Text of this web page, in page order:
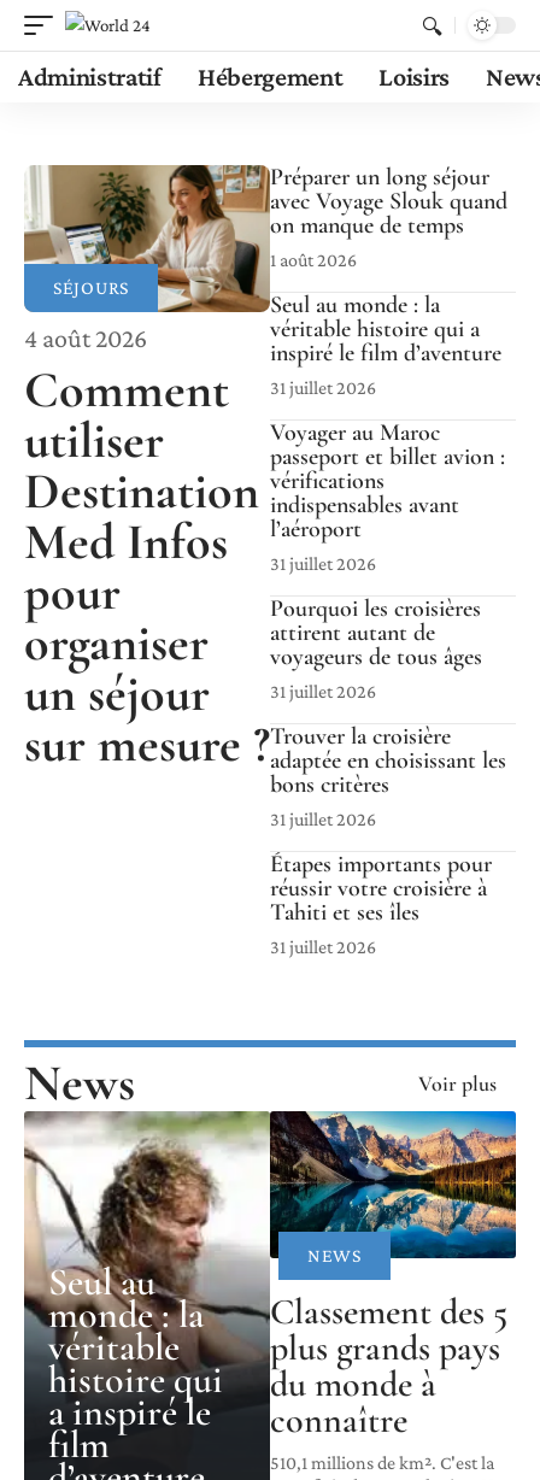
Administratif Hébergement Loisirs
SÉJOURS
4 août 2026
Comment
utiliser
Destination
Med Infos
pour
organiser
un séjour
sur mesure ?
Préparer un long séjour
avec Voyage Slouk quand
on manque de temps
1 août 2026
Seul au monde : la
véritable histoire qui a
inspiré le film d’aventure
31 juillet 2026
Voyager au Maroc
passeport et billet avion :
vérifications
indispensables avant
l’aéroport
31 juillet 2026
Pourquoi les croisières
attirent autant de
voyageurs de tous âges
31 juillet 2026
Trouver la croisière
adaptée en choisissant les
bons critères
31 juillet 2026
Étapes importants pour
réussir votre croisière à
Tahiti et ses îles
31 juillet 2026
News Voir plus
Seul au
monde : la
véritable
histoire qui
a inspiré le
film
NEWS
Classement des 5
plus grands pays
du monde à
connaître
510,1 millions de km². C'est la